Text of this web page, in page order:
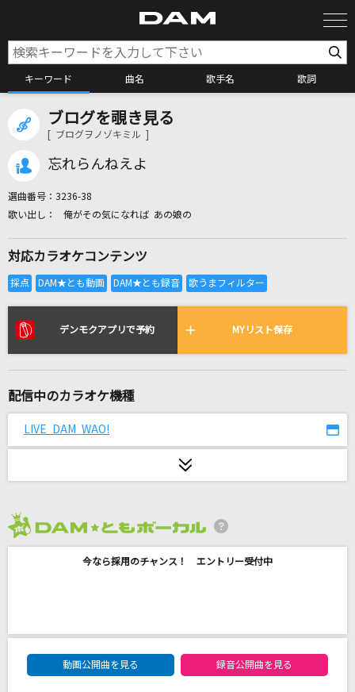
キーワード 曲名 歌手名 歌詞
カラオケ検索
全国りれき
リアルタイムで歌われている曲の一覧
夏祭り
革命道中
ずっと真夜中でいいのに。
real Emotion
ブログを覗き見る
[ ブログヲノゾキミル ]
忘れらんねえよ
選曲番号： 3236-38
俺がその気になれば あの娘の
対応カラオケコンテンツ
デンモクアプリで予約 MYリスト保存
配信中のカラオケ機種
LIVE DAM WAO!
今なら採用のチャンス！ エントリー受付中
DAM★ともボーカルエントリーランキング
動画公開曲を見る
録音公開曲を見る